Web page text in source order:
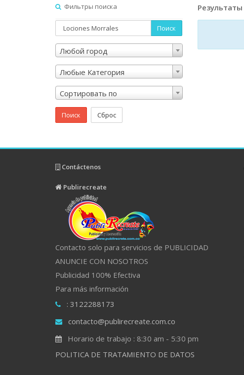
Фильтры поиска
Поиск
Любой город
Любые Категория
Сортировать по
Поиск Сброс
Результаты
Contáctenos
Publirecreate
Contacto solo para servicios de PUBLICIDAD
ANUNCIE CON NOSOTROS
Publicidad 100% Efectiva
Para más información
: 3122288173
contacto@publirecreate.com.co
Horario de trabajo : 8:30 am - 5:30 pm
POLITICA DE TRATAMIENTO DE DATOS